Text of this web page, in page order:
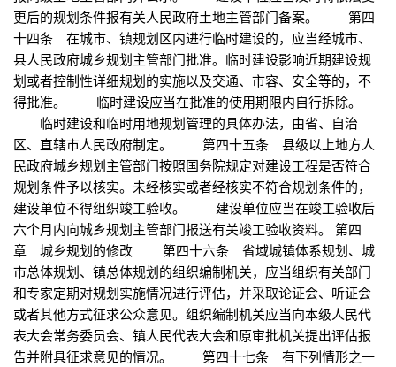
更后的规划条件报有关人民政府土地主管部门备案。 第四
十四条 在城市、镇规划区内进行临时建设的，应当经城市、
县人民政府城乡规划主管部门批准。临时建设影响近期建设规
划或者控制性详细规划的实施以及交通、市容、安全等的，不
得批准。 临时建设应当在批准的使用期限内自行拆除。
临时建设和临时用地规划管理的具体办法，由省、自治
区、直辖市人民政府制定。 第四十五条 县级以上地方人
民政府城乡规划主管部门按照国务院规定对建设工程是否符合
规划条件予以核实。未经核实或者经核实不符合规划条件的，
建设单位不得组织竣工验收。 建设单位应当在竣工验收后
六个月内向城乡规划主管部门报送有关竣工验收资料。 第四
章 城乡规划的修改 第四十六条 省域城镇体系规划、城
市总体规划、镇总体规划的组织编制机关，应当组织有关部门
和专家定期对规划实施情况进行评估，并采取论证会、听证会
或者其他方式征求公众意见。组织编制机关应当向本级人民代
表大会常务委员会、镇人民代表大会和原审批机关提出评估报
告并附具征求意见的情况。 第四十七条 有下列情形之一